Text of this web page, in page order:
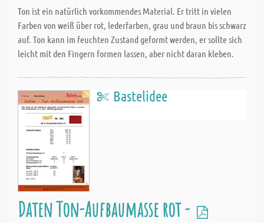
Ton ist ein natürlich vorkommendes Material. Er tritt in vielen
Farben von weiß über rot, lederfarben, grau und braun bis schwarz
auf. Ton kann im feuchten Zustand geformt werden, er sollte sich
leicht mit den Fingern formen lassen, aber nicht daran kleben.
Bastelidee
Daten Ton-Aufbaumasse rot -